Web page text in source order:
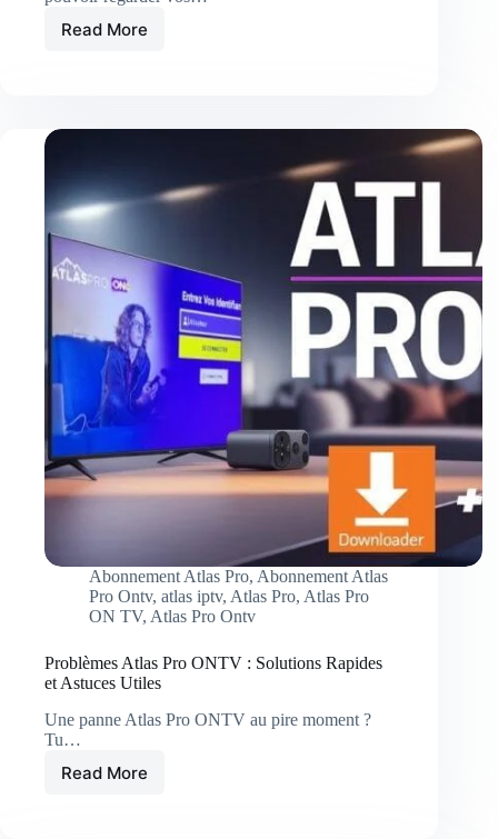
Read More
Atlas
ATLASPRO
IPTV
Abonnement Atlas Pro, Abonnement Atlas
Pro Ontv, atlas iptv, Atlas Pro, Atlas Pro
ON TV, Atlas Pro Ontv
Problèmes Atlas Pro ONTV : Solutions Rapides
et Astuces Utiles
Une panne Atlas Pro ONTV au pire moment ?
Tu…
Read More
Problèmes